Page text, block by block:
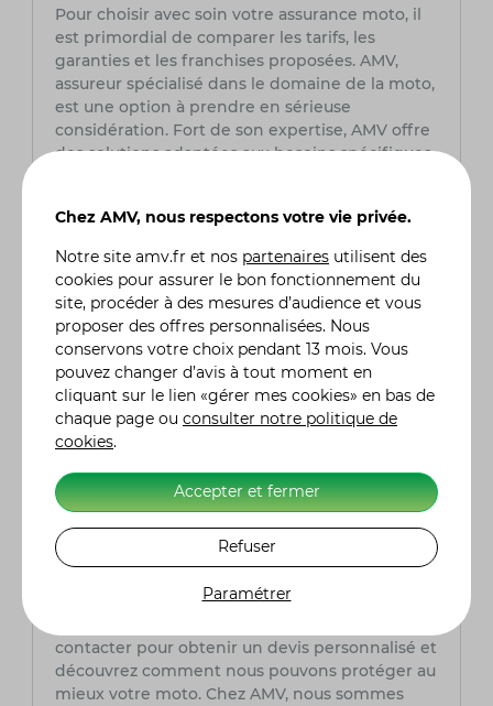
Pour choisir avec soin votre assurance moto, il
est primordial de comparer les tarifs, les
garanties et les franchises proposées. AMV,
assureur spécialisé dans le domaine de la moto,
est une option à prendre en sérieuse
considération. Fort de son expertise, AMV offre
des solutions adaptées aux besoins spécifiques
à son expertise du secteur, AMV peut offrir des
services sur mesure et des conseils avisés,
assurant la tranquillité d'esprit des
motocyclistes tout au long de leurs aventures
sur la route.
Quel est le prix d'une assurance moto ?
Le coût d'une assurance moto chez AMV
intègre plusieurs facteurs tels que le modèle de
la moto, l'expérience du conducteur (permis,
habituel et le niveau de garanties désiré. Chez
AMV, nous offrons des tarifs compétitifs
adaptés à chaque profil de conducteur et à
chaque type de moto. Nos conseillers
couverture qui répond le mieux à vos besoins
contacter pour obtenir un devis personnalisé et
découvrez comment nous pouvons protéger au
mieux votre moto. Chez AMV, nous sommes
Chez AMV, nous respectons votre vie privée.
Notre site amv.fr et nos partenaires utilisent des
cookies pour assurer le bon fonctionnement du
site, procéder à des mesures d’audience et vous
proposer des offres personnalisées. Nous
conservons votre choix pendant 13 mois. Vous
pouvez changer d’avis à tout moment en
cliquant sur le lien «gérer mes cookies» en bas de
chaque page ou consulter notre politique de
cookies.
Accepter et fermer
Refuser
Paramétrer